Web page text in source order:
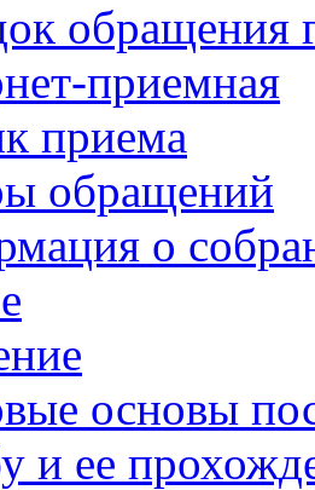
обращения
приемная
приема
обращений
о
основы
и ее